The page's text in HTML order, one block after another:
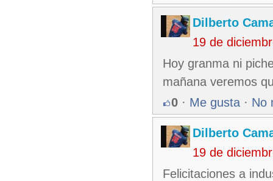
Dilberto
19 de
Hoy granma ni
mañana veremos
0 · Me gusta · No
Dilberto
19 de
Felicitaciones a